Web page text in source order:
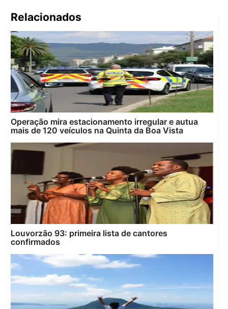
Relacionados
Operação mira estacionamento irregular e autua
mais de 120 veículos na Quinta da Boa Vista
Louvorzão 93: primeira lista de cantores
confirmados
por: